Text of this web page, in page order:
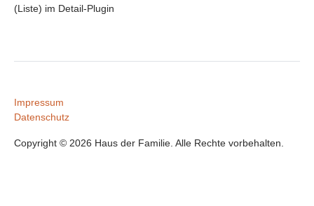
(Liste) im Detail-Plugin
Impressum
Datenschutz
Copyright © 2026 Haus der Familie. Alle Rechte vorbehalten.